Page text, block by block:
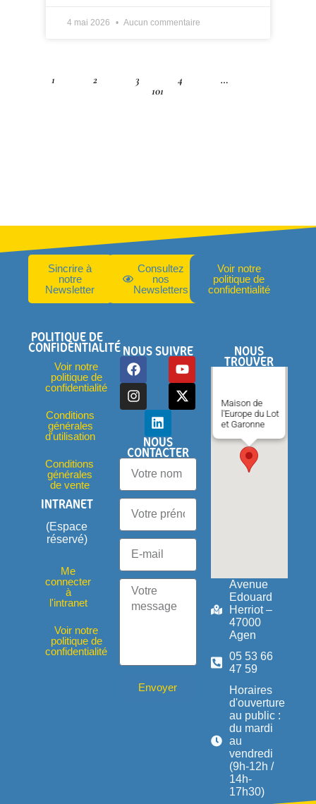
4 mai 2026 Aucun commentaire
1 2 3 4
…
101
Sincrire à
notre
Newsletter
Consultez
nos
Newsletters
Voir notre
politique de
confidentialité
POLITIQUE DE
CONFIDENTIALITÉ
Voir notre
politique de
confidentialité
Conditions
générales
d'utilisation
Conditions
générales
de vente
INTRANET
(Espace
réservé)
Me
connecter
à
l'intranet
Voir notre
politique de
confidentialité
NOUS SUIVRE
NOUS
CONTACTER
Envoyer
NOUS
TROUVER
Maison de
l'Europe du Lot
et Garonne
Avenue
Edouard
Herriot –
47000
Agen
05 53 66
47 59
Horaires
d'ouverture
au public :
du mardi
au
vendredi
(9h-12h /
14h-
17h30)